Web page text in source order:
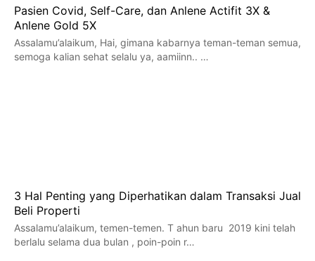
Pasien Covid, Self-Care, dan Anlene Actifit 3X &
Anlene Gold 5X
Assalamu’alaikum, Hai, gimana kabarnya teman-teman semua,
semoga kalian sehat selalu ya, aamiinn.. …
3 Hal Penting yang Diperhatikan dalam Transaksi Jual
Beli Properti
Assalamu’alaikum, temen-temen. T ahun baru 2019 kini telah
berlalu selama dua bulan , poin-poin r…